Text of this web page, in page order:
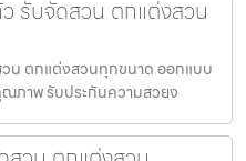
รับจัดสวน ตกแต่งสวน
น ตกแต่งสวนทุกขนาด ออกแบบ
ภาพ รับประกันความสวยง